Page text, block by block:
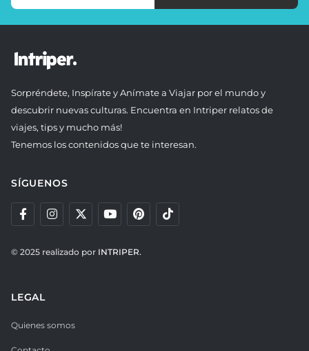
Sorpréndete, Inspírate y Anímate a Viajar por el mundo y
descubrir nuevas culturas. Encuentra en Intriper relatos de
viajes, tips y mucho más!
Tenemos los contenidos que te interesan.
SÍGUENOS
© 2025 realizado por INTRIPER.
LEGAL
Quienes somos